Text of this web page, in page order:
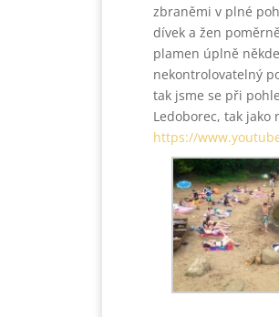
zbraněmi v plné
dívek a žen
plamen úplně
nekontrolovatelný
tak jsme se při
Ledoborec, tak
https://